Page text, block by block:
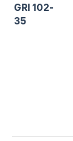
GRI 102-
35